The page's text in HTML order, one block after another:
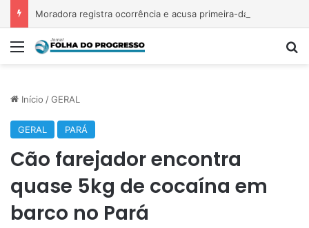
Menu
Início /GERAL
GERAL PARÁ
Cão farejador encontra
quase 5kg de cocaína em
barco no Pará